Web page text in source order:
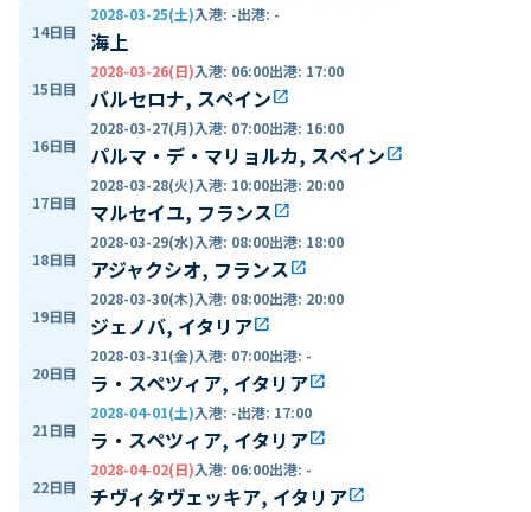
14日目
2028-03-25(土)入港: -出港: -
海上
15日目
2028-03-26(日)入港: 06:00出港: 17:00
バルセロナ, スペインopen_in_new
16日目
2028-03-27(月)入港: 07:00出港: 16:00
パルマ・デ・マリョルカ, スペインopen_in_new
17日目
2028-03-28(火)入港: 10:00出港: 20:00
マルセイユ, フランスopen_in_new
18日目
2028-03-29(水)入港: 08:00出港: 18:00
アジャクシオ, フランスopen_in_new
19日目
2028-03-30(木)入港: 08:00出港: 20:00
ジェノバ, イタリアopen_in_new
20日目
2028-03-31(金)入港: 07:00出港: -
ラ・スペツィア, イタリアopen_in_new
21日目
2028-04-01(土)入港: -出港: 17:00
ラ・スペツィア, イタリアopen_in_new
22日目
2028-04-02(日)入港: 06:00出港: -
チヴィタヴェッキア, イタリアopen_in_new